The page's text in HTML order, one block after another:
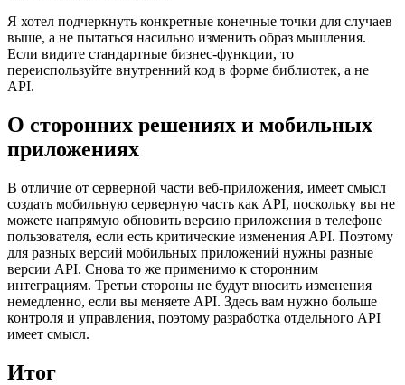
Я хотел подчеркнуть конкретные конечные точки для случаев
выше, а не пытаться насильно изменить образ мышления.
Если видите стандартные бизнес-функции, то
переиспользуйте внутренний код в форме библиотек, а не
API.
О сторонних решениях и мобильных
приложениях
В отличие от серверной части веб-приложения, имеет смысл
создать мобильную серверную часть как API, поскольку вы не
можете напрямую обновить версию приложения в телефоне
пользователя, если есть критические изменения API. Поэтому
для разных версий мобильных приложений нужны разные
версии API. Снова то же применимо к сторонним
интеграциям. Третьи стороны не будут вносить изменения
немедленно, если вы меняете API. Здесь вам нужно больше
контроля и управления, поэтому разработка отдельного API
имеет смысл.
Итог